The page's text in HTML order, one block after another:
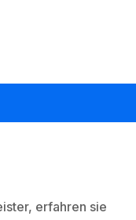
erfahren sie